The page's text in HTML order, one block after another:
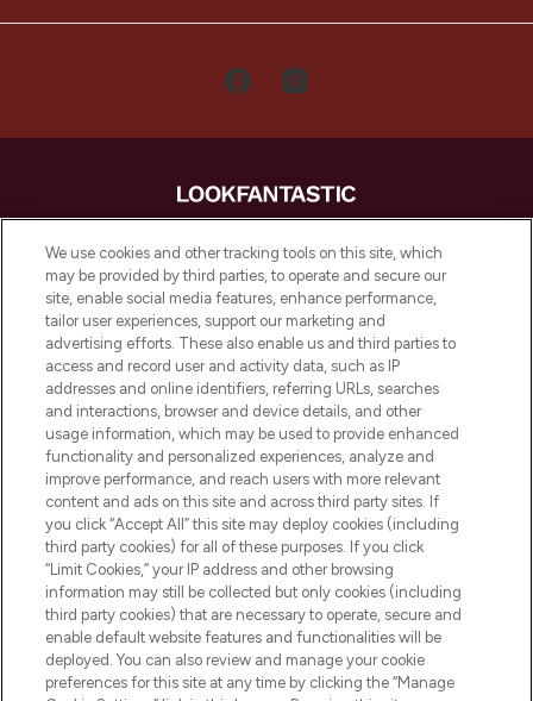
LOOKFANTASTIC is de ultieme online
beautybestemming van Europa, met de
beste huidverzorging, haarproducten en
make-up van meer dan 200 topmerken.
Shop online of via de app, met gratis
verzending vanaf €40.
Cookie-toestemming
Do Not Sell or Share My Personal
Information
HELP & INFORMATIE
BEDRIJFSINFORMATIE
OVER LOOKFANTASTIC
We use cookies and other tracking tools on this site, which
may be provided by third parties, to operate and secure our
site, enable social media features, enhance performance,
tailor user experiences, support our marketing and
advertising efforts. These also enable us and third parties to
access and record user and activity data, such as IP
addresses and online identifiers, referring URLs, searches
and interactions, browser and device details, and other
usage information, which may be used to provide enhanced
functionality and personalized experiences, analyze and
improve performance, and reach users with more relevant
content and ads on this site and across third party sites. If
you click “Accept All” this site may deploy cookies (including
third party cookies) for all of these purposes. If you click
“Limit Cookies,” your IP address and other browsing
information may still be collected but only cookies (including
third party cookies) that are necessary to operate, secure and
enable default website features and functionalities will be
deployed. You can also review and manage your cookie
preferences for this site at any time by clicking the “Manage